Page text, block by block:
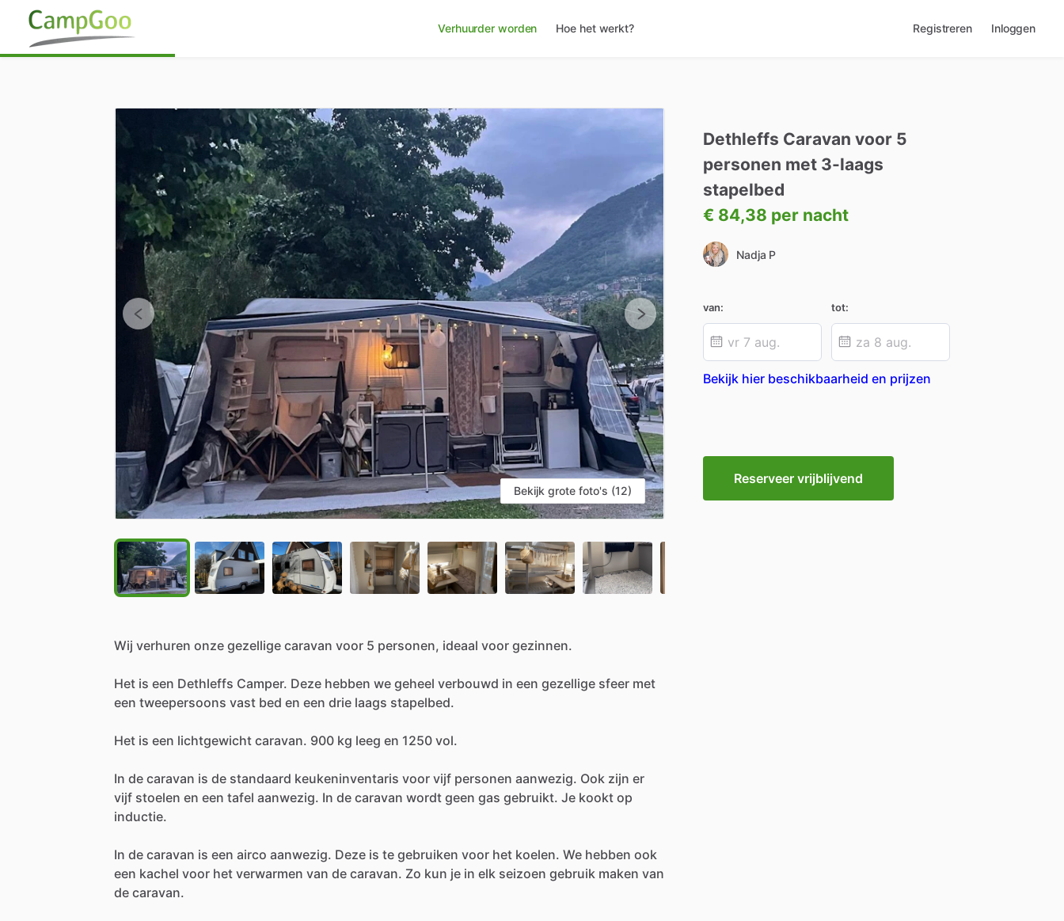
Verhuurder worden Hoe het werkt? Registreren Inloggen
Bekijk grote foto's (12)
Wij verhuren onze gezellige caravan voor 5 personen, ideaal voor gezinnen.
Het is een Dethleffs Camper. Deze hebben we geheel verbouwd in een gezellige sfeer met
een tweepersoons vast bed en een drie laags stapelbed.
Het is een lichtgewicht caravan. 900 kg leeg en 1250 vol.
In de caravan is de standaard keukeninventaris voor vijf personen aanwezig. Ook zijn er
vijf stoelen en een tafel aanwezig. In de caravan wordt geen gas gebruikt. Je kookt op
inductie.
In de caravan is een airco aanwezig. Deze is te gebruiken voor het koelen. We hebben ook
een kachel voor het verwarmen van de caravan. Zo kun je in elk seizoen gebruik maken van
de caravan.
Dethleffs Caravan voor 5
personen met 3-laags
stapelbed
€ 84,38 per nacht
Nadja P
van: tot:
Bekijk hier beschikbaarheid en prijzen
Reserveer vrijblijvend